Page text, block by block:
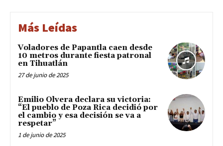
Más Leídas
Voladores de Papantla caen desde
10 metros durante fiesta patronal
en Tihuatlán
27 de junio de 2025
Emilio Olvera declara su victoria:
“El pueblo de Poza Rica decidió por
el cambio y esa decisión se va a
respetar”
1 de junio de 2025